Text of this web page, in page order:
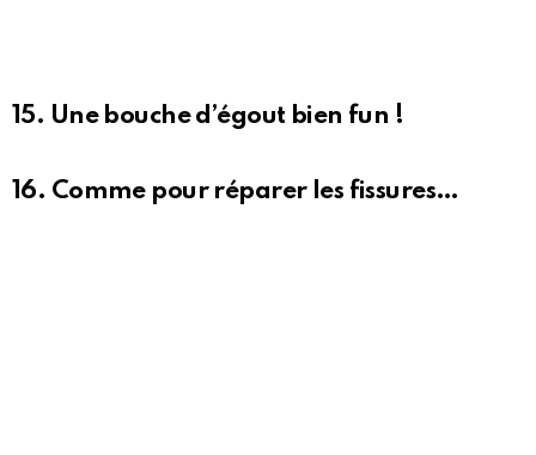
15. Une bouche d’égout bien fun !
16. Comme pour réparer les fissures…